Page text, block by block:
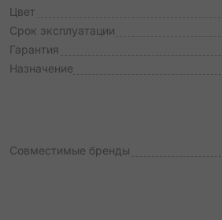
Цвет
Срок эксплуатации
Гарантия
Назначение
Совместимые бренды